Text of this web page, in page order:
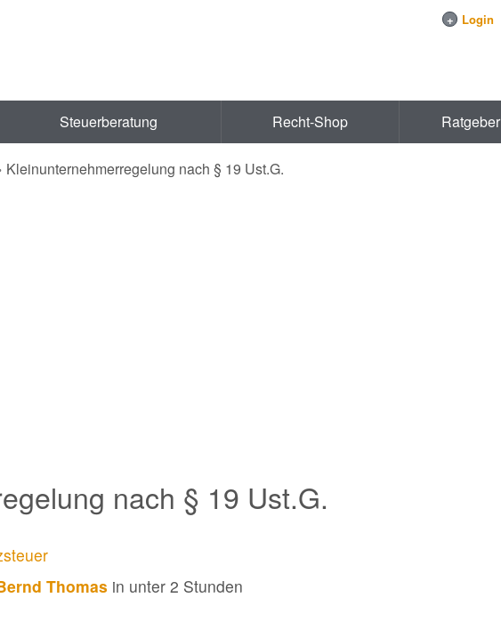
+ Login
Steuerberatung Recht-Shop Ratgeber
Kleinunternehmerregelung nach § 19 Ust.G.
nach § 19 Ust.G.
Thomas in unter 2 Stunden